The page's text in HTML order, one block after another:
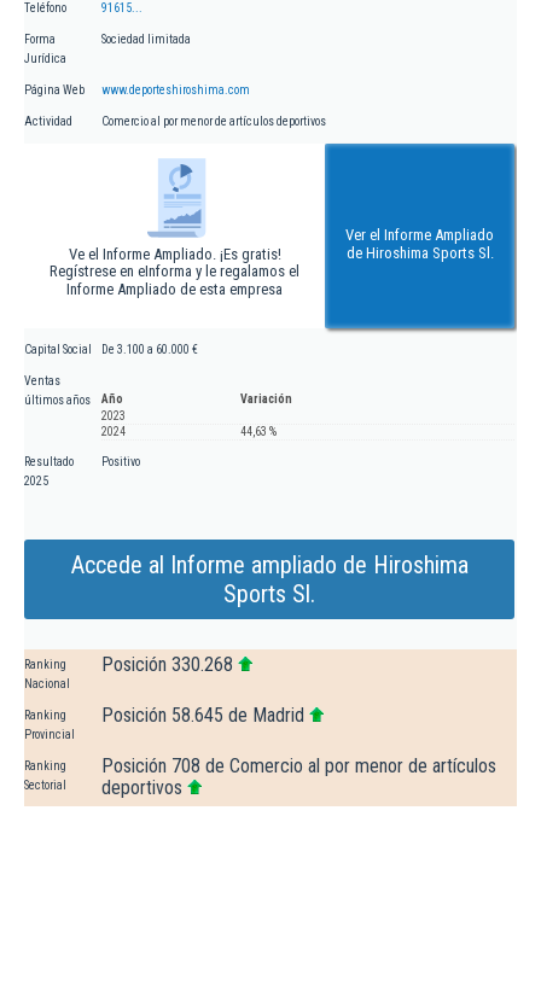
Teléfono 91615...
Forma
Jurídica
Sociedad limitada
Página Web www.deporteshiroshima.com
Actividad Comercio al por menor de artículos deportivos
Ve el Informe Ampliado. ¡Es gratis!
Regístrese en eInforma y le regalamos el
Informe Ampliado de esta empresa
Ver el Informe Ampliado
de Hiroshima Sports Sl.
Capital Social De 3.100 a 60.000 €
Ventas
últimos años
Año
Variación
2023
2024
44,63 %
Resultado
2025
Positivo
Accede al Informe ampliado de Hiroshima
Sports Sl.
Ranking
Nacional
Posición 330.268
Ranking
Provincial
Posición 58.645 de Madrid
Ranking
Sectorial
Posición 708 de Comercio al por menor de artículos
deportivos